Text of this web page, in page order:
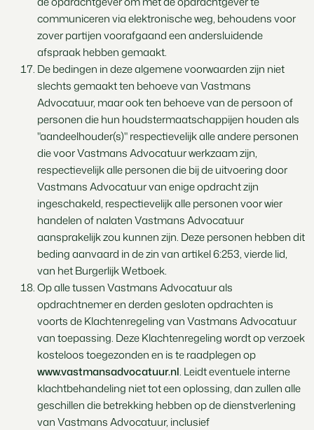
communiceren via elektronische weg, behoudens voor
zover partijen voorafgaand een andersluidende
afspraak hebben gemaakt.
De bedingen in deze algemene voorwaarden zijn niet
slechts gemaakt ten behoeve van Vastmans
Advocatuur, maar ook ten behoeve van de persoon of
personen die hun houdstermaatschappijen houden als
"aandeelhouder(s)" respectievelijk alle andere personen
die voor Vastmans Advocatuur werkzaam zijn,
respectievelijk alle personen die bij de uitvoering door
Vastmans Advocatuur van enige opdracht zijn
ingeschakeld, respectievelijk alle personen voor wier
handelen of nalaten Vastmans Advocatuur
aansprakelijk zou kunnen zijn. Deze personen hebben dit
beding aanvaard in de zin van artikel 6:253, vierde lid,
van het Burgerlijk Wetboek.
Op alle tussen Vastmans Advocatuur als
opdrachtnemer en derden gesloten opdrachten is
voorts de Klachtenregeling van Vastmans Advocatuur
van toepassing. Deze Klachtenregeling wordt op verzoek
kosteloos toegezonden en is te raadplegen op
www.vastmansadvocatuur.nl. Leidt eventuele interne
klachtbehandeling niet tot een oplossing, dan zullen alle
geschillen die betrekking hebben op de dienstverlening
van Vastmans Advocatuur, inclusief